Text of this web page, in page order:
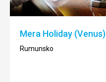
Mera Holiday (Venus)
Rumunsko